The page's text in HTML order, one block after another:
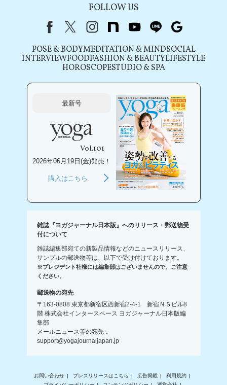
FOLLOW US
FacebookX（旧Twitter）
instagram
note youtubeline
POSE & BODYMEDITATION & MINDSOCIAL
INTERVIEWFOODFASHION & BEAUTYLIFESTYLE
HOROSCOPESTUDIO & SPA
最新号
Vol.101
2026年06月19日(金)発売！
購入はこちら
雑誌『ヨガジャーナル日本版』へのリリース・郵送物受
付について
雑誌編集部宛ての新製品情報などのニュースリリース、
サンプルの郵送物等は、以下で受け付けております。
※プレジデント社様には編集部はございませんので、ご注意
ください。
郵送物の宛先
〒163-0808 東京都新宿区西新宿2-4-1 新宿ＮＳビル8
階 株式会社インタースペース ヨガジャーナル日本版編
集部
メールニュース等の宛先：
support@yogajournaljapan.jp
お問い合わせ プレスリリースはこちら 広告掲載
利用規約